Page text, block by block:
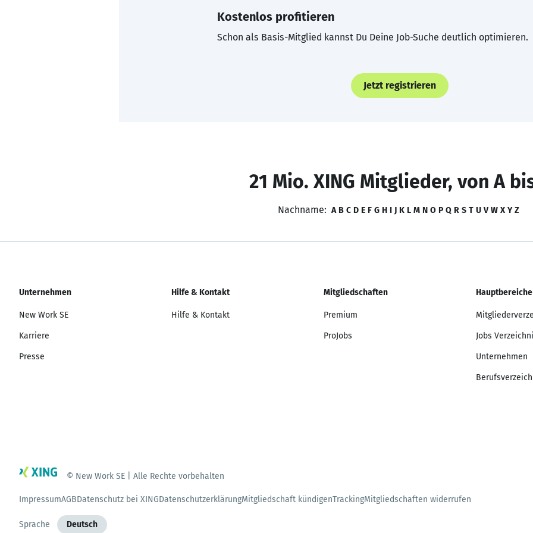
Kostenlos profitieren
Schon als Basis-Mitglied kannst Du Deine Job-Suche deutlich optimieren.
Jetzt registrieren
21 Mio. XING Mitglieder, von A
Nachname: A B C D E F G H I J K L M N O P Q R S T U V W X Y Z
Unternehmen
New Work SE
Karriere
Presse
Hilfe & Kontakt
Hilfe & Kontakt
Mitgliedschaften
Premium
ProJobs
Hauptbereiche
Jobs
Unternehmen
© New Work SE | Alle Rechte vorbehalten
ImpressumAGBDatenschutz bei XINGDatenschutzerklärungMitgliedschaft kündigenTrackingMitgliedschaften widerrufen
Sprache Deutsch